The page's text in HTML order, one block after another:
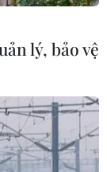
Kiểm tra
quan tới 4 vụ
đạo Trung
lý, bảo vệ